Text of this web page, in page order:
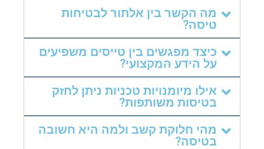
מה הקשר בין אלתור לבטיחות
טיסה?
כיצד מפגשים בין טייסים משפיעים
על הידע המקצועי?
אילו מיומנויות טכניות ניתן לחזק
בטיסות משותפות?
מהי חלוקת קשב ולמה היא חשובה
בטיסה?